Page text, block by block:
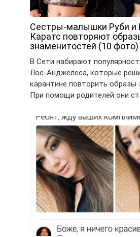
Сестры-малышки Руби и
Каратс повторяют
знаменитостей (10 фото)
В Сети набирают
Лос-Анджелеса, которые
карантине повторить образы
При помощи родителей они